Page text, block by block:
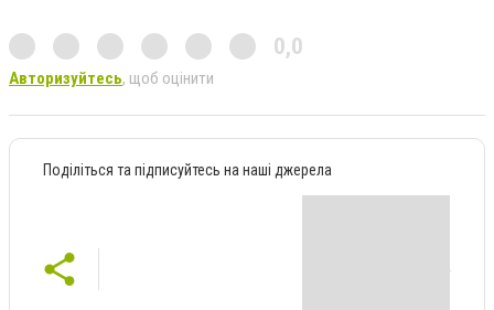
0,0
Авторизуйтесь, щоб оцінити
Поділіться та підписуйтесь на наші джерела